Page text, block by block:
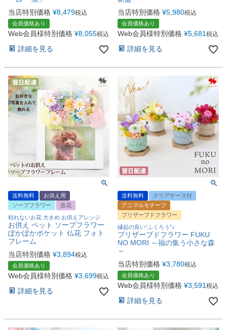
当店特別価格 ¥8,479税込
会員価格あり
Web会員様特別価格 ¥8,055税込
詳細を見る
当店特別価格 ¥5,980税込
会員価格あり
Web会員様特別価格 ¥5,681 税込
詳細を見る
送料無料
お供え用
ソープフラワー
造花
枯れないお花 大きめ お供えアレンジ
お供え ペット ソープフラワー
ぽかぽかポケット 仏花 フォト
フレーム
当店特別価格 ¥3,894税込
会員価格あり
Web会員様特別価格 ¥3,699税込
詳細を見る
送料無料
クリアケース付
アニマルモチーフ
プリザーブドフラワー
縁起の良い“ふくろう”♪
プリザーブドフラワー FUKU
NO MORI ～福の集う小さな森
～
当店特別価格 ¥3,780税込
会員価格あり
Web会員様特別価格 ¥3,591 税込
詳細を見る